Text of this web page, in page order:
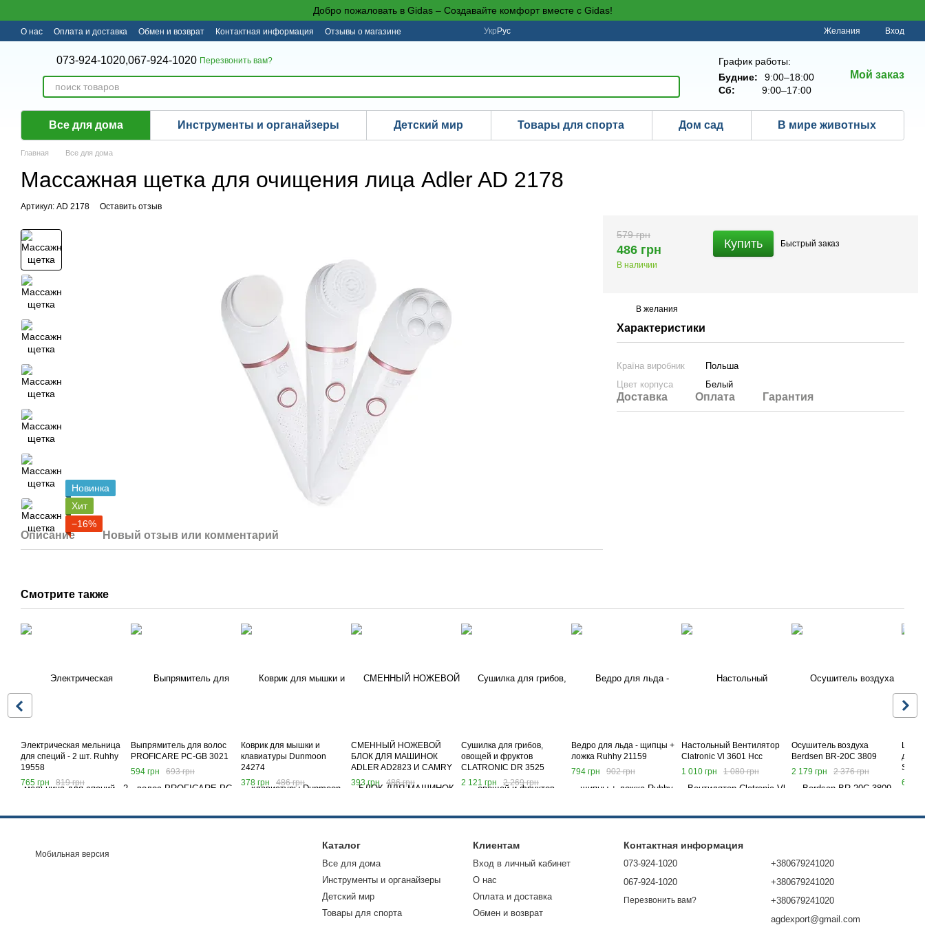
Добро пожаловать в Gidas – Создавайте комфорт вместе с Gidas!
О нас Оплата и доставка Обмен и возврат Контактная информация Отзывы о магазине Укр Рус Желания Вход
073-924-1020,067-924-1020 Перезвонить вам?
График работы:
Будние:
9:00–18:00
Сб:
9:00–17:00
Мой заказ
Все для дома Инструменты и органайзеры Детский мир Товары для спорта Дом сад В мире животных
Главная Все для дома
Массажная щетка для очищения лица Adler AD 2178
Артикул: AD 2178 Оставить отзыв
Новинка
Хит
−16%
Описание Новый отзыв или комментарий
579 грн
486 грн
В наличии
Купить Быстрый заказ
В желания
Характеристики
Країна виробник
Польша
Цвет корпуса
Белый
Доставка Оплата Гарантия
Смотрите также
Электрическая мельница
для специй - 2 шт. Ruhhy
19558
765 грн
819 грн
Выпрямитель для волос
PROFICARE PC-GB 3021
594 грн
693 грн
Коврик для мышки и
клавиатуры Dunmoon
24274
378 грн
486 грн
СМЕННЫЙ НОЖЕВОЙ
БЛОК ДЛЯ МАШИНОК
ADLER AD2823 И CAMRY
CR2821
393 грн 486 грн
Сушилка для грибов,
овощей и фруктов
CLATRONIC DR 3525
2 121 грн
2 269 грн
Ведро для льда - щипцы +
ложка Ruhhy 21159
794 грн
902 грн
Настольный Вентилятор
Clatronic Vl 3601 Hcc
1 010 грн
1 080 грн
Осушитель воздуха
Berdsen BR-20C 3809
2 179 грн
2 376 грн
677
Мобильная версия
Каталог
Все для дома
Инструменты и органайзеры
Детский мир
Товары для спорта
Клиентам
Вход в личный кабинет
О нас
Оплата и доставка
Обмен и возврат
Контактная информация
073-924-1020
067-924-1020
Перезвонить вам?
+380679241020
+380679241020
+380679241020
agdexport@gmail.com